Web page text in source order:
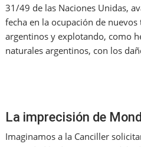
31/49 de las Naciones Unidas,
fecha en la ocupación de
argentinos y explotando, como
naturales argentinos, con los
La imprecisión de
Imaginamos a la Canciller